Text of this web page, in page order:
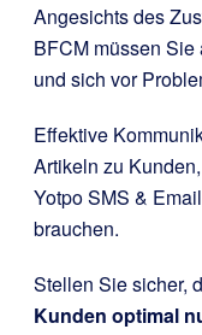
Angesichts des
BFCM müssen
und sich vor
Effektive
Artikeln zu
Yotpo SMS &
brauchen.
Stellen Sie sicher,
Kunden optimal